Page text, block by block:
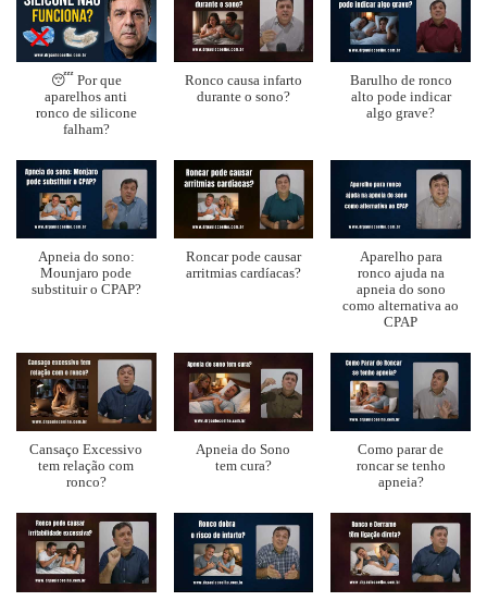
😴 Por que
aparelhos anti
ronco de silicone
falham?
Ronco causa infarto
durante o sono?
Barulho de ronco
alto pode indicar
algo grave?
Apneia do sono:
Mounjaro pode
substituir o CPAP?
Roncar pode causar
arritmias cardíacas?
Aparelho para
ronco ajuda na
apneia do sono
como alternativa ao
CPAP
Cansaço Excessivo
tem relação com
ronco?
Apneia do Sono
tem cura?
Como parar de
roncar se tenho
apneia?